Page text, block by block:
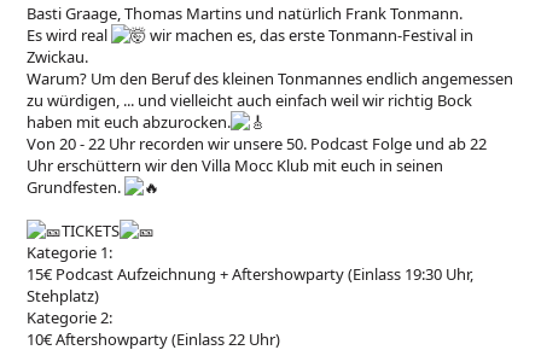
Basti Graage, Thomas Martins und natürlich Frank Tonmann.
Es wird real
wir machen es, das erste Tonmann-Festival in
Zwickau.
Warum? Um den Beruf des kleinen Tonmannes endlich angemessen
zu würdigen, ... und vielleicht auch einfach weil wir richtig Bock
haben mit euch abzurocken.
Von 20 - 22 Uhr recorden wir unsere 50. Podcast Folge und ab 22
Uhr erschüttern wir den Villa Mocc Klub mit euch in seinen
Grundfesten.
TICKETS
Kategorie 1:
15€ Podcast Aufzeichnung + Aftershowparty (Einlass 19:30 Uhr,
Stehplatz)
Kategorie 2:
10€ Aftershowparty (Einlass 22 Uhr)